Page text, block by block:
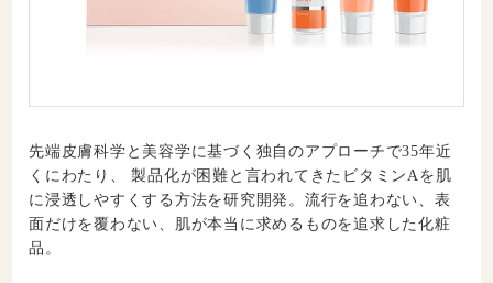
先端皮膚科学と美容学に基づく独自のアプローチで35年近
くにわたり、 製品化が困難と言われてきたビタミンAを肌
に浸透しやすくする方法を研究開発。流行を追わない、表
面だけを覆わない、肌が本当に求めるものを追求した化粧
品。